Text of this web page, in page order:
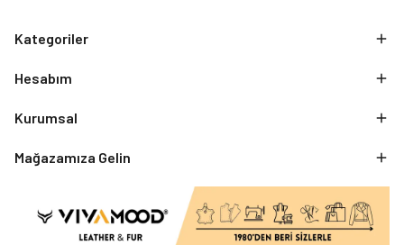
Kategoriler
Hesabım
Kurumsal
Mağazamıza Gelin